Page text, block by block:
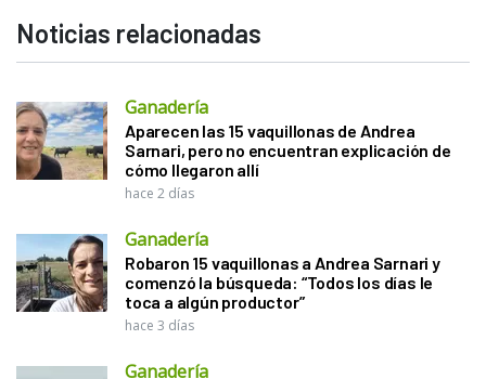
Noticias relacionadas
Ganadería
Aparecen las 15 vaquillonas de Andrea
Sarnari, pero no encuentran explicación de
cómo llegaron allí
hace 2 días
Ganadería
Robaron 15 vaquillonas a Andrea Sarnari y
comenzó la búsqueda: “Todos los días le
toca a algún productor”
hace 3 días
Ganadería